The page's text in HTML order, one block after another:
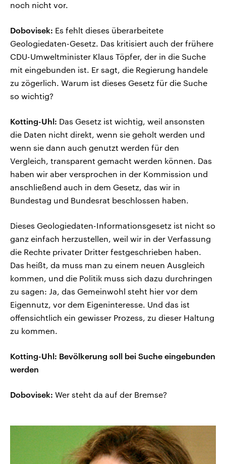
noch nicht vor.
Dobovisek: Es fehlt dieses überarbeitete
Geologiedaten-Gesetz. Das kritisiert auch der frühere
CDU-Umweltminister Klaus Töpfer, der in die Suche
mit eingebunden ist. Er sagt, die Regierung handele
zu zögerlich. Warum ist dieses Gesetz für die Suche
so wichtig?
Kotting-Uhl: Das Gesetz ist wichtig, weil ansonsten
die Daten nicht direkt, wenn sie geholt werden und
wenn sie dann auch genutzt werden für den
Vergleich, transparent gemacht werden können. Das
haben wir aber versprochen in der Kommission und
anschließend auch in dem Gesetz, das wir in
Bundestag und Bundesrat beschlossen haben.
Dieses Geologiedaten-Informationsgesetz ist nicht so
ganz einfach herzustellen, weil wir in der Verfassung
die Rechte privater Dritter festgeschrieben haben.
Das heißt, da muss man zu einem neuen Ausgleich
kommen, und die Politik muss sich dazu durchringen
zu sagen: Ja, das Gemeinwohl steht hier vor dem
Eigennutz, vor dem Eigeninteresse. Und das ist
offensichtlich ein gewisser Prozess, zu dieser Haltung
zu kommen.
Kotting-Uhl: Bevölkerung soll bei Suche eingebunden
werden
Dobovisek: Wer steht da auf der Bremse?